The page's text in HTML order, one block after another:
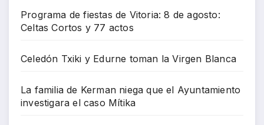
Programa de fiestas de Vitoria: 8 de agosto:
Celtas Cortos y 77 actos
Celedón Txiki y Edurne toman la Virgen Blanca
La familia de Kerman niega que el Ayuntamiento
investigara el caso Mítika